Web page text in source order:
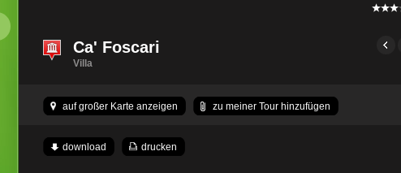
Ca' Foscari
Villa
auf großer Karte anzeigen zu meiner Tour hinzufügen
download drucken